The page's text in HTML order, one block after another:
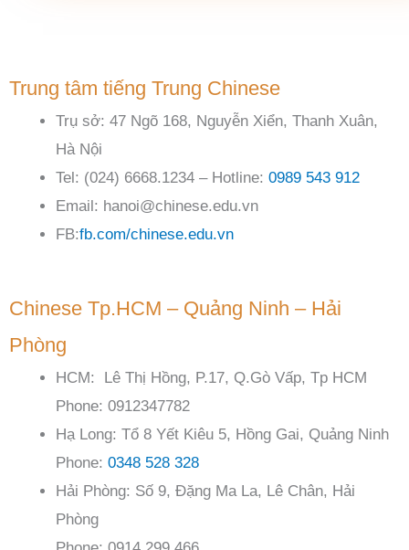
Trung tâm tiếng Trung Chinese
Trụ sở: 47 Ngõ 168, Nguyễn Xiển, Thanh Xuân,
Hà Nội
Tel: (024) 6668.1234 – Hotline: 0989 543 912
Email: hanoi@chinese.edu.vn
FB:fb.com/chinese.edu.vn
Chinese Tp.HCM – Quảng Ninh – Hải
Phòng
HCM: Lê Thị Hồng, P.17, Q.Gò Vấp, Tp HCM
Phone: 0912347782
Hạ Long: Tổ 8 Yết Kiêu 5, Hồng Gai, Quảng Ninh
Phone: 0348 528 328
Hải Phòng: Số 9, Đặng Ma La, Lê Chân, Hải
Phòng